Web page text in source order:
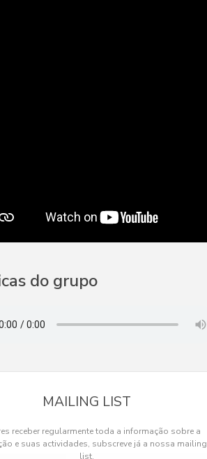
do grupo
MAILING LIST
receber regularmente toda a informação sobre a
e suas actividades, subscreve já a nossa mailing
list.